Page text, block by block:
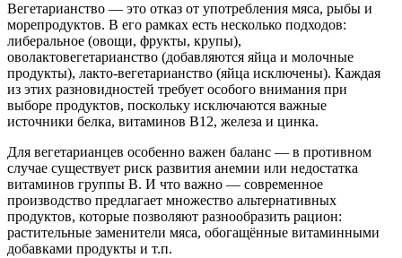
Вегетарианство — это отказ от употребления мяса, рыбы и
морепродуктов. В его рамках есть несколько подходов:
либеральное (овощи, фрукты, крупы),
оволактовегетарианство (добавляются яйца и молочные
продукты), лакто-вегетарианство (яйца исключены). Каждая
из этих разновидностей требует особого внимания при
выборе продуктов, поскольку исключаются важные
источники белка, витаминов B12, железа и цинка.
Для вегетарианцев особенно важен баланс — в противном
случае существует риск развития анемии или недостатка
витаминов группы B. И что важно — современное
производство предлагает множество альтернативных
продуктов, которые позволяют разнообразить рацион:
растительные заменители мяса, обогащённые витаминными
добавками продукты и т.п.